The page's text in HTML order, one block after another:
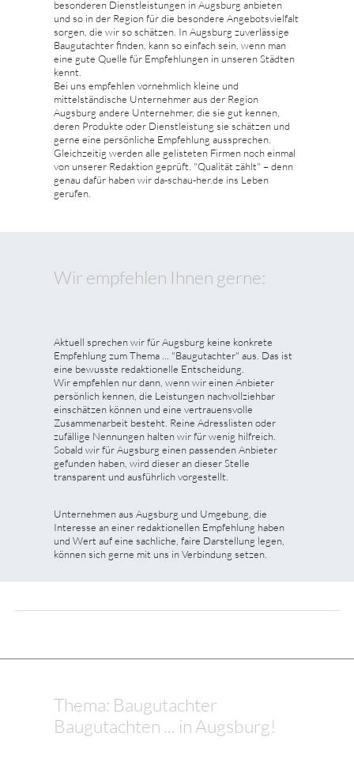
besonderen Dienstleistungen in Augsburg anbieten
und so in der Region für die besondere Angebotsvielfalt
sorgen, die wir so schätzen. In Augsburg zuverlässige
Baugutachter finden, kann so einfach sein, wenn man
eine gute Quelle für Empfehlungen in unseren Städten
kennt.
Bei uns empfehlen vornehmlich kleine und
mittelständische Unternehmer aus der Region
Augsburg andere Unternehmer, die sie gut kennen,
deren Produkte oder Dienstleistung sie schätzen und
gerne eine persönliche Empfehlung aussprechen.
Gleichzeitig werden alle gelisteten Firmen noch einmal
von unserer Redaktion geprüft. "Qualität zählt" – denn
genau dafür haben wir da-schau-her.de ins Leben
gerufen.
Wir empfehlen Ihnen gerne:
Aktuell sprechen wir für Augsburg keine konkrete
Empfehlung zum Thema ... "Baugutachter" aus. Das ist
eine bewusste redaktionelle Entscheidung.
Wir empfehlen nur dann, wenn wir einen Anbieter
persönlich kennen, die Leistungen nachvollziehbar
einschätzen können und eine vertrauensvolle
Zusammenarbeit besteht. Reine Adresslisten oder
zufällige Nennungen halten wir für wenig hilfreich.
Sobald wir für Augsburg einen passenden Anbieter
gefunden haben, wird dieser an dieser Stelle
transparent und ausführlich vorgestellt.
Unternehmen aus Augsburg und Umgebung, die
Interesse an einer redaktionellen Empfehlung haben
und Wert auf eine sachliche, faire Darstellung legen,
können sich gerne mit uns in Verbindung setzen.
Thema: Baugutachter
Baugutachten ... in Augsburg!